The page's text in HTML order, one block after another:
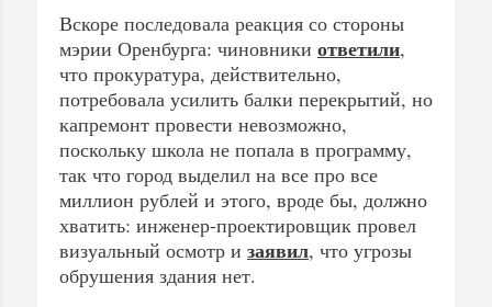
Вскоре последовала реакция со стороны
мэрии Оренбурга: чиновники ответили,
что прокуратура, действительно,
потребовала усилить балки перекрытий, но
капремонт провести невозможно,
поскольку школа не попала в программу,
так что город выделил на все про все
миллион рублей и этого, вроде бы, должно
хватить: инженер-проектировщик провел
визуальный осмотр и заявил, что угрозы
обрушения здания нет.